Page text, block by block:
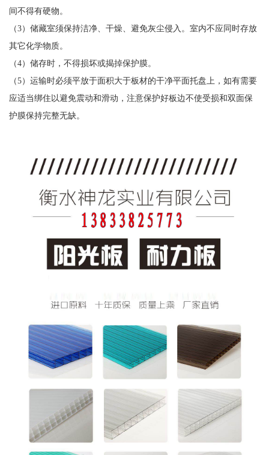
间不得有硬物。
（3）储藏室须保持洁净、干燥、避免灰尘侵入。室内不应同时存放
其它化学物质。
（4）储存时，不得损坏或揭掉保护膜。
（5）运输时必须平放于面积大于板材的干净平面托盘上，如有需要
应适当绑住以避免震动和滑动，注意保护好板边不使受损和双面保
护膜保持完整无缺。